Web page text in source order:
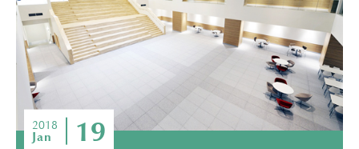
入試・入学案内
入試要項
志願者速報
合格者発表
学校説明会
入試結果
2018
Jan 19